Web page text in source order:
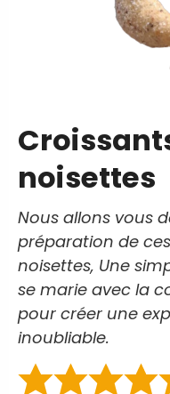
noisettes
Nous allons vous
préparation de
noisettes, Une
se marie avec la
pour créer une
inoubliable.